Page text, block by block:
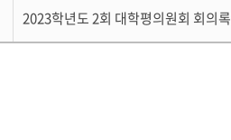
2023학년도 2회 대학평의원회 회의록